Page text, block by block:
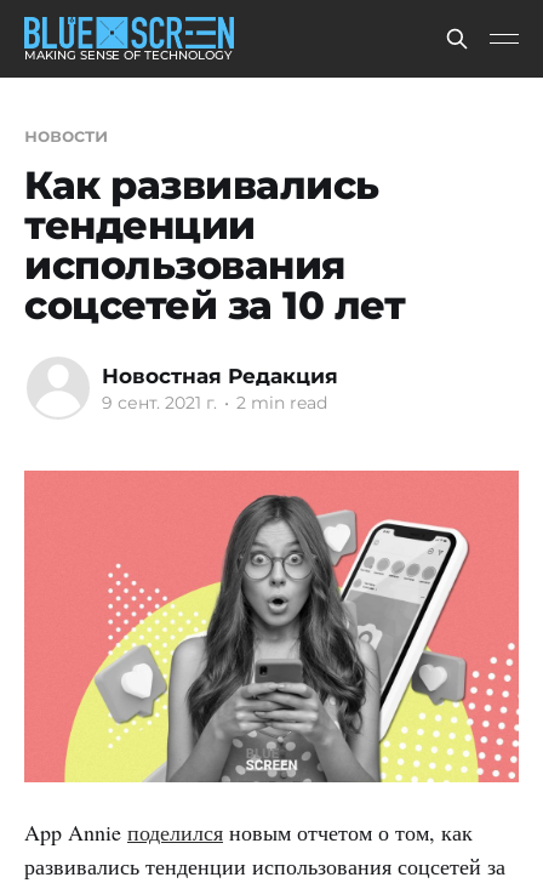
MAKING SENSE OF TECHNOLOGY
новости
Как развивались
тенденции
использования
соцсетей за 10 лет
Новостная Редакция
9 сент. 2021 г. • 2 min read
App Annie поделился новым отчетом о том, как
развивались тенденции использования соцсетей за